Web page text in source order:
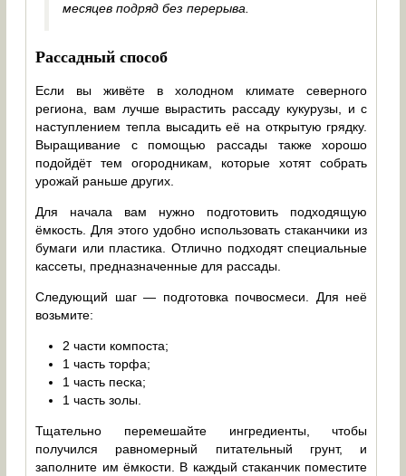
месяцев подряд без перерыва.
Рассадный способ
Если вы живёте в холодном климате северного
региона, вам лучше вырастить рассаду кукурузы, и с
наступлением тепла высадить её на открытую грядку.
Выращивание с помощью рассады также хорошо
подойдёт тем огородникам, которые хотят собрать
урожай раньше других.
Для начала вам нужно подготовить подходящую
ёмкость. Для этого удобно использовать стаканчики из
бумаги или пластика. Отлично подходят специальные
кассеты, предназначенные для рассады.
Следующий шаг — подготовка почвосмеси. Для неё
возьмите:
2 части компоста;
1 часть торфа;
1 часть песка;
1 часть золы.
Тщательно перемешайте ингредиенты, чтобы
получился равномерный питательный грунт, и
заполните им ёмкости. В каждый стаканчик поместите